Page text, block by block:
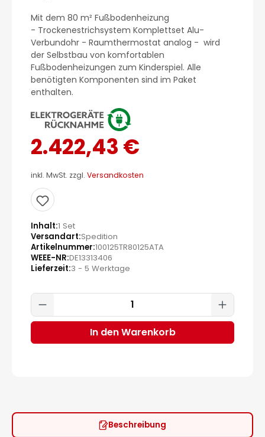
Mit dem 80 m² Fußbodenheizung
- Trockenestrichsystem Komplettset Alu-
Verbundohr - Raumthermostat analog - wird
der Selbstbau von komfortablen
Fußbodenheizungen zum Kinderspiel. Alle
benötigten Komponenten sind im Paket
enthalten.
2.422,43 €
inkl. MwSt. zzgl. Versandkosten
Inhalt 1 Set
Versandart Spedition
Artikelnummer 100125TR80125ATA
WEEE-NR DE13313406
Lieferzeit 3 - 5 Werktage
Produkt Anzahl: Gib den
In den Warenkorb
Beschreibung